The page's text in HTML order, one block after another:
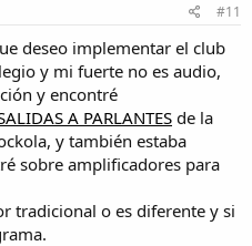
#11
deseo implementar el club
y mi fuerte no es audio,
y encontré
A PARLANTES de la
y también estaba
sobre amplificadores para
tradicional o es diferente y si